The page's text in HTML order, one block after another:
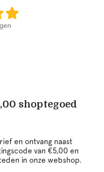
shoptegoed
en ontvang naast
van €5,00 en
in onze webshop.